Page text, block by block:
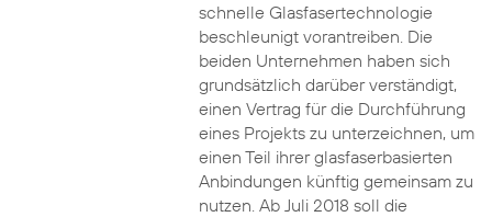
schnelle Glasfasertechnologie
beschleunigt vorantreiben. Die
beiden Unternehmen haben sich
grundsätzlich darüber verständigt,
einen Vertrag für die Durchführung
eines Projekts zu unterzeichnen, um
einen Teil ihrer glasfaserbasierten
Anbindungen künftig gemeinsam zu
nutzen. Ab Juli 2018 soll die